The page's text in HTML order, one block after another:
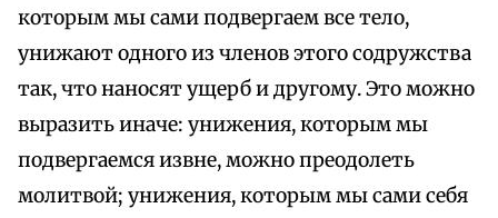
которым мы сами подвергаем все тело,
унижают одного из членов этого содружства
так, что наносят ущерб и другому. Это можно
выразить иначе: унижения, которым мы
подвергаемся извне, можно преодолеть
молитвой; унижения, которым мы сами себя